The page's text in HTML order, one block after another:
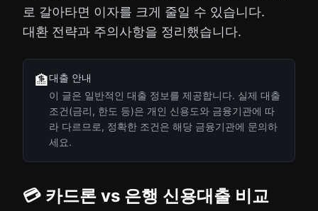
로 갈아타면 이자를 크게 줄일 수 있습니다.
대환 전략과 주의사항을 정리했습니다.
🏦대출 안내
이 글은 일반적인 대출 정보를 제공합니다. 실제 대출
조건(금리, 한도 등)은 개인 신용도와 금융기관에 따
라 다르므로, 정확한 조건은 해당 금융기관에 문의하
세요.
💳 카드론 vs 은행 신용대출 비교